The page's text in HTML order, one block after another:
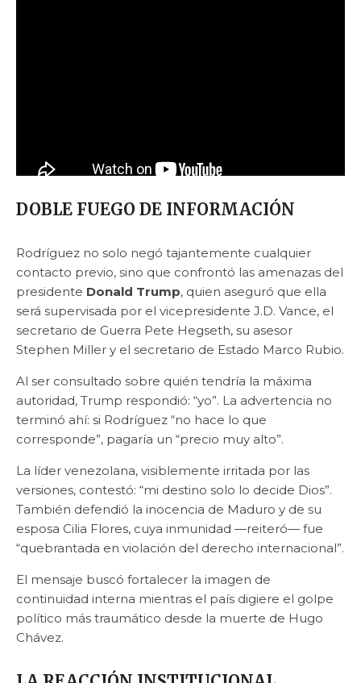
DOBLE FUEGO DE INFORMACIÓN
Rodríguez no solo negó tajantemente cualquier
contacto previo, sino que confrontó las amenazas del
presidente Donald Trump, quien aseguró que ella
será supervisada por el vicepresidente J.D. Vance, el
secretario de Guerra Pete Hegseth, su asesor
Stephen Miller y el secretario de Estado Marco Rubio.
Al ser consultado sobre quién tendría la máxima
autoridad, Trump respondió: “yo”. La advertencia no
terminó ahí: si Rodríguez “no hace lo que
corresponde”, pagaría un “precio muy alto”.
La líder venezolana, visiblemente irritada por las
versiones, contestó: “mi destino solo lo decide Dios”.
También defendió la inocencia de Maduro y de su
esposa Cilia Flores, cuya inmunidad —reiteró— fue
“quebrantada en violación del derecho internacional”.
El mensaje buscó fortalecer la imagen de
continuidad interna mientras el país digiere el golpe
político más traumático desde la muerte de Hugo
Chávez.